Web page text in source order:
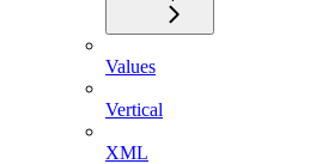
Values
Vertical
XML